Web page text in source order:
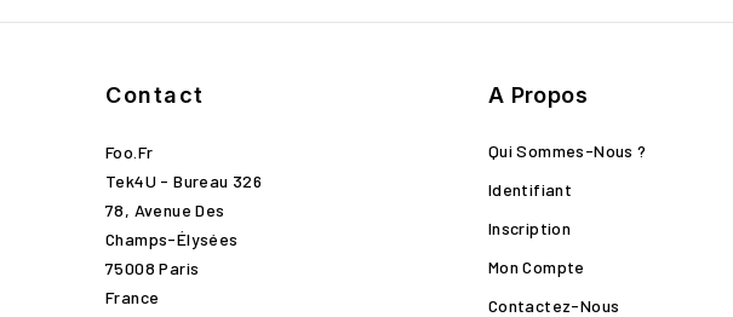
Contact
Foo.fr
Tek4U - Bureau 326
78, Avenue Des
Champs-Élysées
75008 Paris
France
A Propos
Qui Sommes-Nous ?
Identifiant
Inscription
Mon Compte
Contactez-Nous